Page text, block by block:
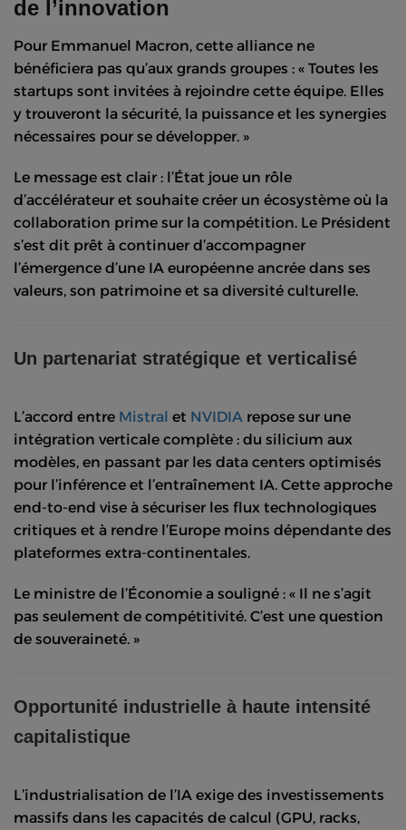
de l’innovation
Pour Emmanuel Macron, cette alliance ne
bénéficiera pas qu’aux grands groupes : « Toutes les
startups sont invitées à rejoindre cette équipe. Elles
y trouveront la sécurité, la puissance et les synergies
nécessaires pour se développer. »
Le message est clair : l’État joue un rôle
d’accélérateur et souhaite créer un écosystème où la
collaboration prime sur la compétition. Le Président
s’est dit prêt à continuer d’accompagner
l’émergence d’une IA européenne ancrée dans ses
valeurs, son patrimoine et sa diversité culturelle.
Un partenariat stratégique et verticalisé
L’accord entre Mistral et NVIDIA repose sur une
intégration verticale complète : du silicium aux
modèles, en passant par les data centers optimisés
pour l’inférence et l’entraînement IA. Cette approche
end-to-end vise à sécuriser les flux technologiques
critiques et à rendre l’Europe moins dépendante des
plateformes extra-continentales.
Le ministre de l’Économie a souligné : « Il ne s’agit
pas seulement de compétitivité. C’est une question
de souveraineté. »
Opportunité industrielle à haute intensité
capitalistique
L’industrialisation de l’IA exige des investissements
massifs dans les capacités de calcul (GPU, racks,